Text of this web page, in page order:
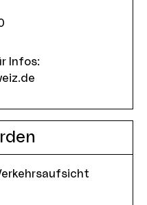
Infos: